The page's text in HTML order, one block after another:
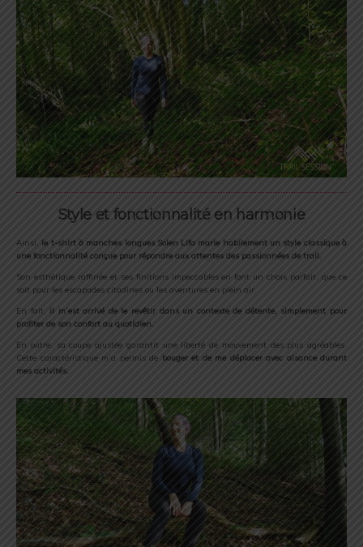
Style et fonctionnalité en harmonie
Ainsi, le t-shirt à manches longues Solen Lifa marie habilement un style classique à
une fonctionnalité conçue pour répondre aux attentes des passionnées de trail.
Son esthétique raffinée et ses finitions impeccables en font un choix parfait, que ce
soit pour les escapades citadines ou les aventures en plein air.
En fait, il m’est arrivé de le revêtir dans un contexte de détente, simplement pour
profiter de son confort au quotidien.
En outre, sa coupe ajustée garantit une liberté de mouvement des plus agréables.
Cette caractéristique m’a permis de bouger et de me déplacer avec aisance durant
mes activités.